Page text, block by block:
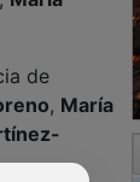
de
, María